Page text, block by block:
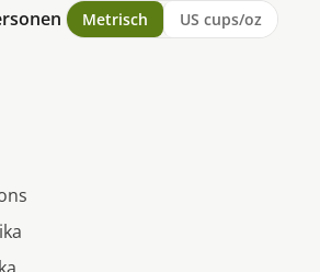
Metrisch US cups/oz